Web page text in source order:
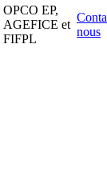
OPCO EP,
AGEFICE et
FIFPL
nous